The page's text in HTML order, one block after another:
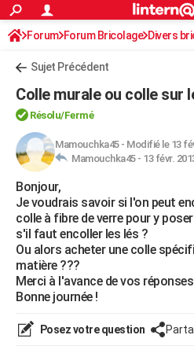
ACTUALITÉS
Politique
Société
Faits Divers
Education
Monde
Villes
+
Programme TV
TNTStreaming
Cinéma
Sorties cinéma
Musique
+FINANCE
Retraite
Impôts
Epargne
Immobilier
Risques naturels par ville
Banque
Assurance
Crédit
AUTO
Essais
Réserver un essai
Citadines
Berlines
SUV
Forum auto
Mobiles
Meilleur smartphone
Internet
Ordinateurs
Jeux vidéo
Guide high-tech
+BRICOLAGE
Forum
Aménagement intérieur
Extérieur
Cuisine
Salle de bains
Jardinage
Rangement
WEEK-END
Guides de France
Escapades
Patrimoine
Expositions
Musées
Week-end nature
+LIFESTYLE
Art de vivre
Bien-être
Loisirs
Mode
Modes de vie
Alimentation
Guide de la santé
Maladies
Médicaments
Sommeil
VOYAGE
Forum Forum Bricolage Divers
Sujet Précédent
Colle murale ou colle sur
Résolu/Fermé
Mamouchka45- Modifié le 13
Mamouchka45 - 13 févr.
Bonjour,
Je voudrais savoir si l'on peut
colle à fibre de verre pour y
s'il faut encoller les lés ?
Ou alors acheter une colle
matière ???
Merci à l'avance de vos
Bonne journée !
Posez votre question